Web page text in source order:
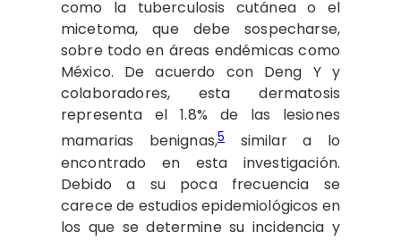
como la tuberculosis cutánea o el
micetoma, que debe sospecharse,
sobre todo en áreas endémicas como
México. De acuerdo con Deng Y y
colaboradores, esta dermatosis
representa el 1.8% de las lesiones
mamarias benignas,5similar a lo
encontrado en esta investigación.
Debido a su poca frecuencia se
carece de estudios epidemiológicos en
los que se determine su incidencia y